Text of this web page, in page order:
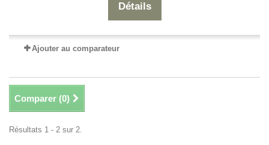
Détails
Ajouter au comparateur
Comparer (0)
Résultats 1 - 2 sur 2.